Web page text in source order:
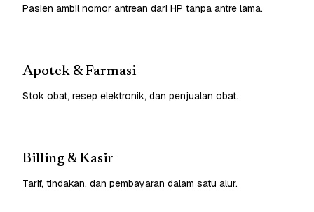
Pasien ambil nomor antrean dari HP tanpa antre lama.
Apotek & Farmasi
Stok obat, resep elektronik, dan penjualan obat.
Billing & Kasir
Tarif, tindakan, dan pembayaran dalam satu alur.